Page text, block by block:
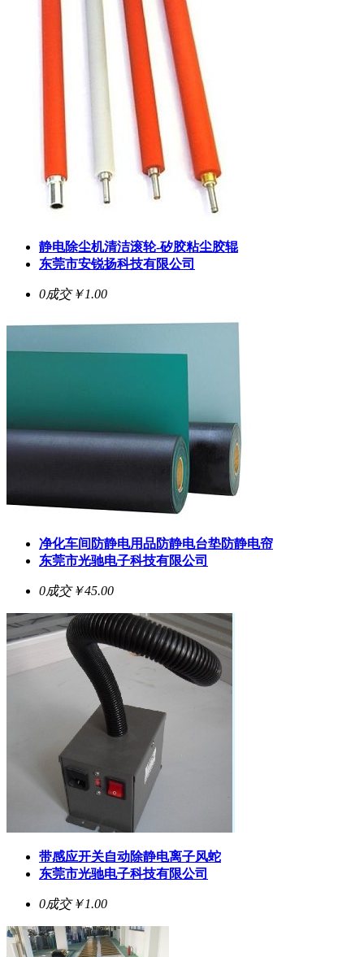
静电除尘机清洁滚轮-矽胶粘尘胶辊
东莞市安锐扬科技有限公司
0成交￥1.00
净化车间防静电用品防静电台垫防静电帘
东莞市光驰电子科技有限公司
0成交￥45.00
带感应开关自动除静电离子风蛇
东莞市光驰电子科技有限公司
0成交￥1.00